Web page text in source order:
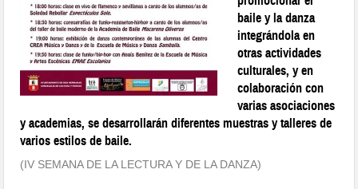
baile y la danza
integrándola en
otras actividades
culturales, y en
colaboración con
varias asociaciones
y academias, se desarrollarán diferentes muestras y talleres de
varios estilos de baile.
(IV SEMANA DE LA LECTURA Y DE LA DANZA)